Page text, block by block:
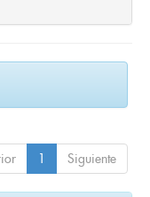
1 Siguiente